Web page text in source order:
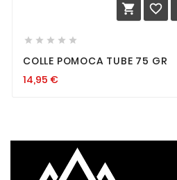
 
    
COLLE POMOCA TUBE 75 GR
14,95 €